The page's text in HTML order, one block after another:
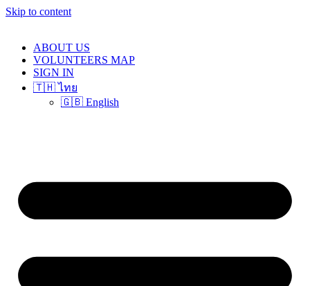
Skip to content
ABOUT US
VOLUNTEERS MAP
SIGN IN
🇹🇭 ไทย
🇬🇧 English